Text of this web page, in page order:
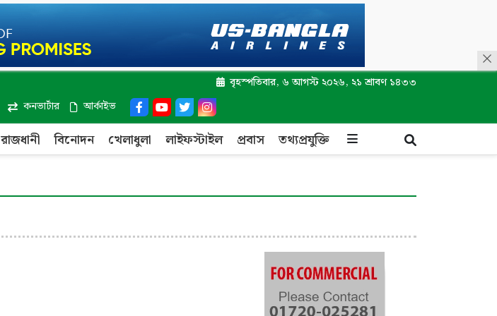
বৃহস্পতিবার, ৬ আগস্ট ২০২৬, ২১ শ্রাবণ ১৪৩৩
কনভার্টার আর্কাইভ
রাজধানী বিনোদন খেলাধুলা লাইফস্টাইল প্রবাস তথ্যপ্রযুক্তি